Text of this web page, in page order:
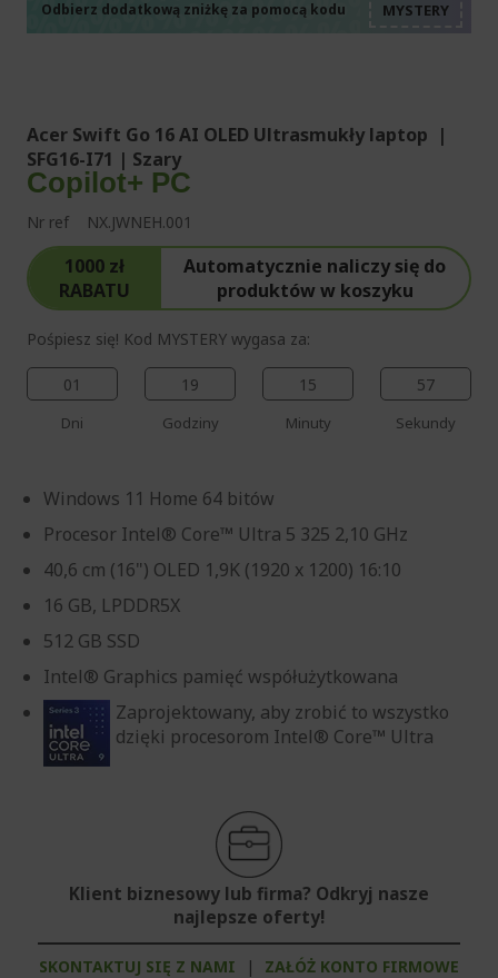
Odbierz dodatkową zniżkę za pomocą kodu
Acer Swift Go 16 AI OLED Ultrasmukły laptop |
SFG16-I71 | Szary
Copilot+ PC
Nr ref NX.JWNEH.001
1000 zł
RABATU
Automatycznie naliczy się do
produktów w koszyku
Pośpiesz się! Kod MYSTERY wygasa za:
01
Dni
19
Godziny
15
Minuty
57
Sekundy
Windows 11 Home 64 bitów
Procesor Intel® Core™ Ultra 5 325 2,10 GHz
40,6 cm (16") OLED 1,9K (1920 x 1200) 16:10
16 GB, LPDDR5X
512 GB SSD
Intel® Graphics pamięć współużytkowana
Zaprojektowany, aby zrobić to wszystko
dzięki procesorom Intel® Core™ Ultra
Klient biznesowy lub firma? Odkryj nasze
najlepsze oferty!
SKONTAKTUJ SIĘ Z NAMI | ZAŁÓŻ KONTO FIRMOWE